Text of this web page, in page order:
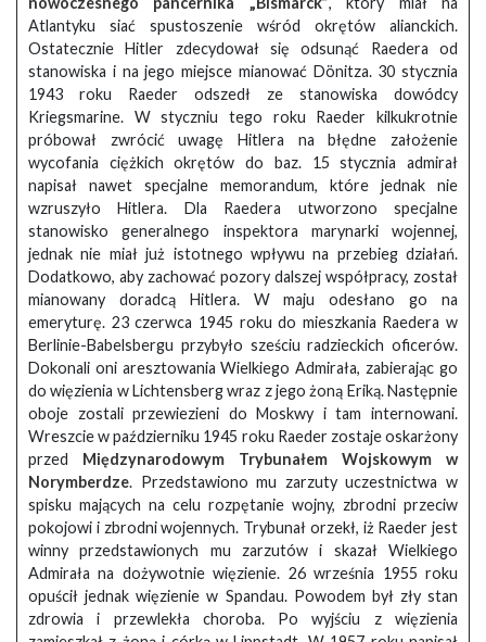
Atlantyku siać spustoszenie wśród okrętów alianckich.
Ostatecznie Hitler zdecydował się odsunąć Raedera od
stanowiska i na jego miejsce mianować Dönitza. 30 stycznia
1943 roku Raeder odszedł ze stanowiska dowódcy
Kriegsmarine. W styczniu tego roku Raeder kilkukrotnie
próbował zwrócić uwagę Hitlera na błędne założenie
wycofania ciężkich okrętów do baz. 15 stycznia admirał
napisał nawet specjalne memorandum, które jednak nie
wzruszyło Hitlera. Dla Raedera utworzono specjalne
stanowisko generalnego inspektora marynarki wojennej,
jednak nie miał już istotnego wpływu na przebieg działań.
Dodatkowo, aby zachować pozory dalszej współpracy, został
mianowany doradcą Hitlera. W maju odesłano go na
emeryturę. 23 czerwca 1945 roku do mieszkania Raedera w
Berlinie-Babelsbergu przybyło sześciu radzieckich oficerów.
Dokonali oni aresztowania Wielkiego Admirała, zabierając go
do więzienia w Lichtensberg wraz z jego żoną Eriką. Następnie
oboje zostali przewiezieni do Moskwy i tam internowani.
Wreszcie w październiku 1945 roku Raeder zostaje oskarżony
przed Międzynarodowym Trybunałem Wojskowym w
Norymberdze. Przedstawiono mu zarzuty uczestnictwa w
spisku mających na celu rozpętanie wojny, zbrodni przeciw
pokojowi i zbrodni wojennych. Trybunał orzekł, iż Raeder jest
winny przedstawionych mu zarzutów i skazał Wielkiego
Admirała na dożywotnie więzienie. 26 września 1955 roku
opuścił jednak więzienie w Spandau. Powodem był zły stan
zdrowia i przewlekła choroba. Po wyjściu z więzienia